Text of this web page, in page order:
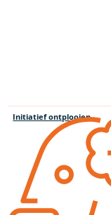
Initiatief ontplooien